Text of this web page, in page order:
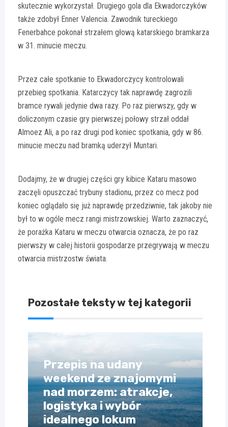
skutecznie wykorzystał. Drugiego gola dla Ekwadorczyków
także zdobył Enner Valencia. Zawodnik tureckiego
Fenerbahce pokonał strzałem głową katarskiego bramkarza
w 31. minucie meczu.
Przez całe spotkanie to Ekwadorczycy kontrolowali
przebieg spotkania. Katarczycy tak naprawdę zagrozili
bramce rywali jedynie dwa razy. Po raz pierwszy, gdy w
doliczonym czasie gry pierwszej połowy strzał oddał
Almoez Ali, a po raz drugi pod koniec spotkania, gdy w 86.
minucie meczu nad bramką uderzył Muntari.
Dodajmy, że w drugiej części gry kibice Kataru masowo
zaczęli opuszczać trybuny stadionu, przez co mecz pod
koniec oglądało się już naprawdę przedziwnie, tak jakoby nie
był to w ogóle mecz rangi mistrzowskiej. Warto zaznaczyć,
że porażka Kataru w meczu otwarcia oznacza, że po raz
pierwszy w całej historii gospodarze przegrywają w meczu
otwarcia mistrzostw świata.
Pozostałe teksty w tej kategorii
Przepis na udany
weekend ze znajomymi
nad morzem: atrakcje,
logistyka i wybór
idealnego lokum